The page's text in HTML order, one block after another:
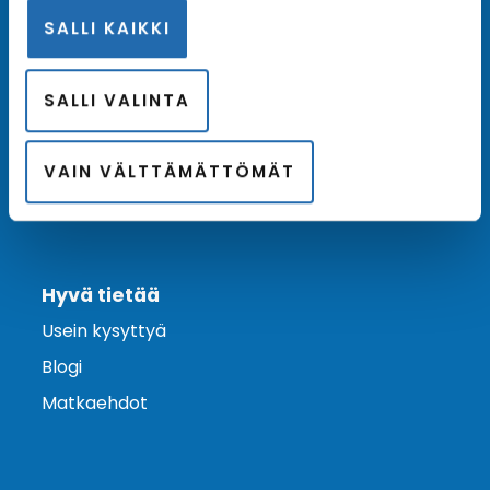
SALLI KAIKKI
SALLI VALINTA
VAIN VÄLTTÄMÄTTÖMÄT
Ota yhteyttä
Asiakaspalvelu
Lähetä tarjouspyyntö
Varaa risteily
Hyvä tietää
Usein kysyttyä
Blogi
Matkaehdot